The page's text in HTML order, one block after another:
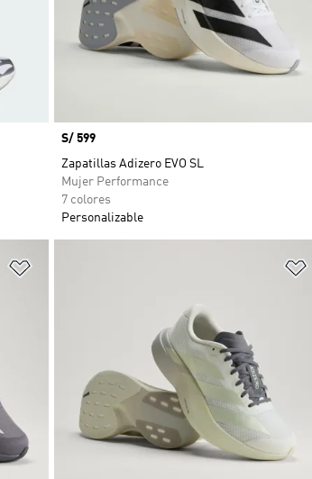
Precio
S/ 599
Zapatillas Adizero EVO SL
Mujer Performance
7 colores
Personalizable